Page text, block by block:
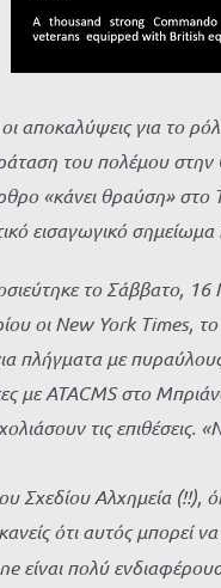
οι αποκαλύψεις για το
του πολέμου
«κάνει θραύση» στο
εισαγωγικό
το Σάββατο, 16
οιNew York Times,
πλήγματα με
με ATACMS στο
τις επιθέσεις.
Αλχημεία (!!),
ότι αυτός μπορεί
πολύ